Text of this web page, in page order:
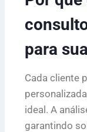
para
Cada cliente
ideal. A
garantindo